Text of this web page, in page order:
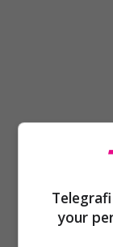
your